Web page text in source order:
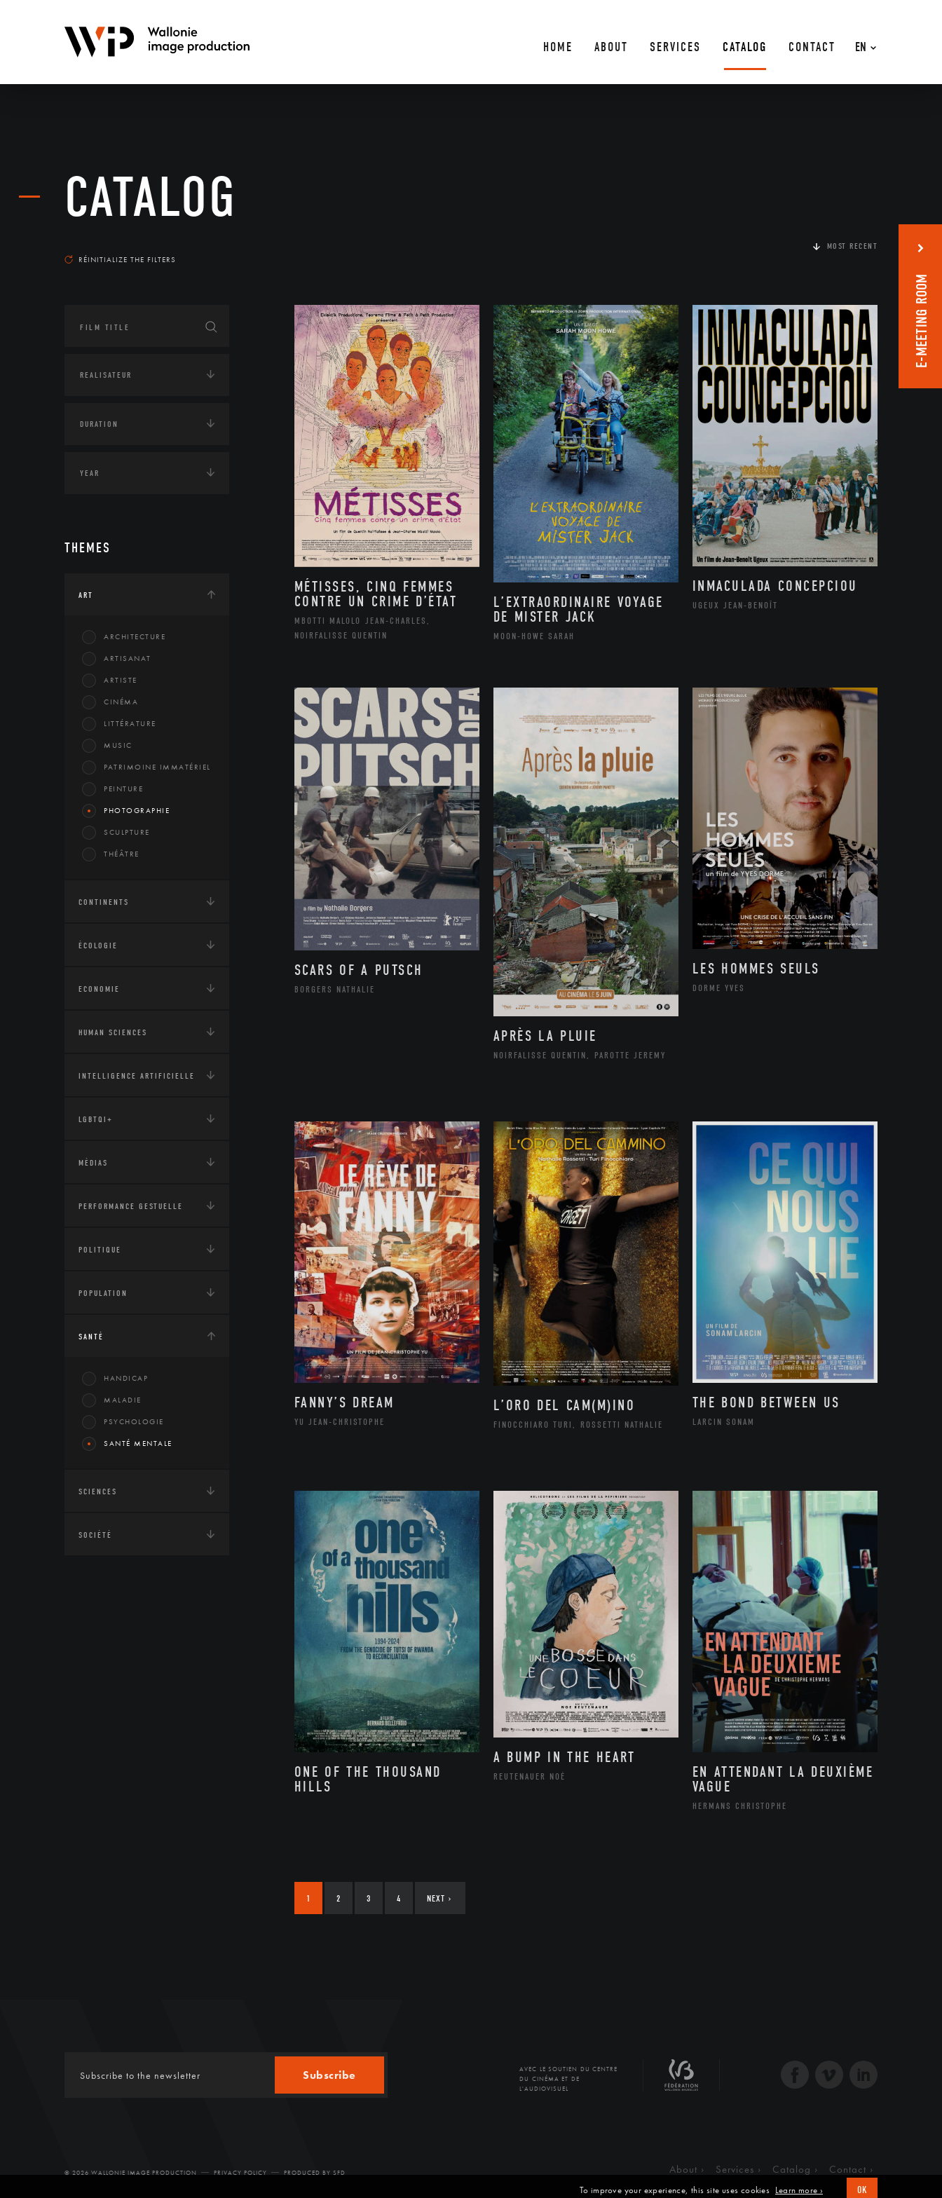
EN
HOME ABOUT SERVICES CATALOG CONTACT
CATALOG
RÉINITIALIZE THE FILTERS
THEMES
ART
ARCHITECTURE
ARTISANAT
ARTISTE
CINÉMA
LITTÉRATURE
MUSIC
PATRIMOINE IMMATÉRIEL
PEINTURE
PHOTOGRAPHIE
SCULPTURE
THÉÂTRE
CONTINENTS
ÉCOLOGIE
ECONOMIE
HUMAN SCIENCES
INTELLIGENCE ARTIFICIELLE
LGBTQI+
MÉDIAS
PERFORMANCE GESTUELLE
POLITIQUE
POPULATION
SANTÉ
HANDICAP
MALADIE
PSYCHOLOGIE
SANTÉ MENTALE
SCIENCES
SOCIÉTÉ
MOST RECENT
MÉTISSES, CINQ FEMMES
CONTRE UN CRIME D’ÉTAT
MBOTTI MALOLO JEAN-CHARLES,
NOIRFALISSE QUENTIN
L’EXTRAORDINAIRE VOYAGE
DE MISTER JACK
MOON-HOWE SARAH
INMACULADA CONCEPCIOU
UGEUX JEAN-BENOÎT
SCARS OF A PUTSCH
BORGERS NATHALIE
APRÈS LA PLUIE
NOIRFALISSE QUENTIN, PAROTTE JEREMY
LES HOMMES SEULS
DORME YVES
FANNY’S DREAM
YU JEAN-CHRISTOPHE
L’ORO DEL CAM(M)INO
FINOCCHIARO TURI, ROSSETTI NATHALIE
THE BOND BETWEEN US
LARCIN SONAM
ONE OF THE THOUSAND
HILLS
A BUMP IN THE HEART
REUTENAUER NOÉ
EN ATTENDANT LA DEUXIÈME
VAGUE
HERMANS CHRISTOPHE
1 2 3 4 NEXT ›
Subscribe
AVEC LE SOUTIEN DU CENTRE
DU CINÉMA ET DE
L'AUDIOVISUEL
© 2026 WALLONIE IMAGE PRODUCTION PRIVACY POLICY PRODUCED BY SFD About Services Catalog Contact
E-MEETING ROOM
To improve your experience, this site uses cookies Learn more › OK